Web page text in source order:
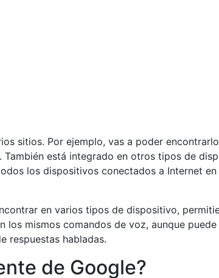
sitios. Por ejemplo, vas a poder
está integrado en otros tipos de
los dispositivos conectados a Internet
en varios tipos de dispositivo,
mismos comandos de voz, aunque
respuestas habladas.
de Google?